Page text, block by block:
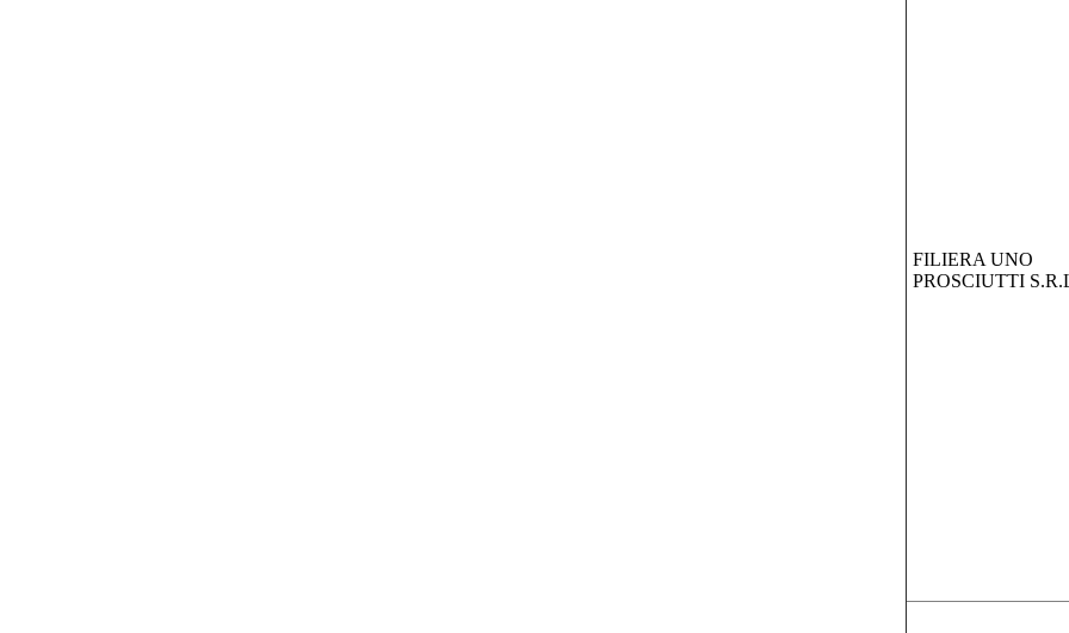
FILIERA UNO
PROSCIUTTI